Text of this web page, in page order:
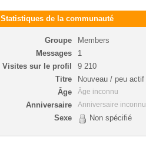
Statistiques de la communauté
Groupe
Members
Messages
1
Visites sur le profil
9 210
Titre
Nouveau / peu actif
Âge
Âge inconnu
Anniversaire Anniversaire inconnu
Sexe Non spécifié